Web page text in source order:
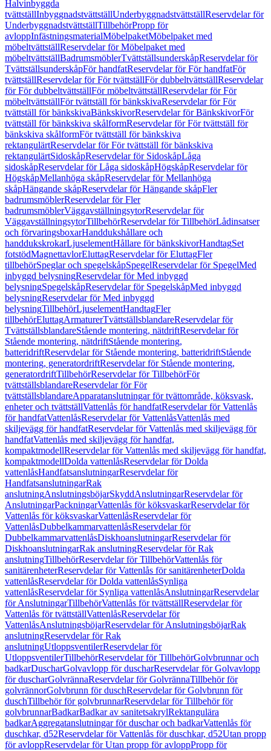
Halvinbyggda
tvättställInbyggnadstvättställUnderbyggnadstvättställReservdelar för
UnderbyggnadstvättställTillbehörPropp för
avloppInfästningsmaterialMöbelpaketMöbelpaket med
möbeltvättställReservdelar för Möbelpaket med
möbeltvättställBadrumsmöblerTvättställsunderskåpReservdelar för
TvättställsunderskåpFör handfatReservdelar för För handfatFör
tvättställReservdelar för För tvättställFör dubbeltvättställReservdelar
för För dubbeltvättställFör möbeltvättställReservdelar för För
möbeltvättställFör tvättställ för bänkskivaReservdelar för För
tvättställ för bänkskivaBänkskivorReservdelar för BänkskivorFör
tvättställ för bänkskiva skålformReservdelar för För tvättställ för
bänkskiva skålformFör tvättställ för bänkskiva
rektangulärtReservdelar för För tvättställ för bänkskiva
rektangulärtSidoskåpReservdelar för SidoskåpLåga
sidoskåpReservdelar för Låga sidoskåpHögskåpReservdelar för
HögskåpMellanhöga skåpReservdelar för Mellanhöga
skåpHängande skåpReservdelar för Hängande skåpFler
badrumsmöblerReservdelar för Fler
badrumsmöblerVäggavställningsytorReservdelar för
VäggavställningsytorTillbehörReservdelar för TillbehörLådinsatser
och förvaringsboxarHanddukshållare och
handdukskrokarLjuselementHållare för bänkskivorHandtagSet
fotstödMagnettavlorEluttagReservdelar för EluttagFler
tillbehörSpeglar och spegelskåpSpegelReservdelar för SpegelMed
inbyggd belysningReservdelar för Med inbyggd
belysningSpegelskåpReservdelar för SpegelskåpMed inbyggd
belysningReservdelar för Med inbyggd
belysningTillbehörLjuselementHandtagFler
tillbehörEluttagArmaturerTvättställsblandareReservdelar för
TvättställsblandareStående montering, nätdriftReservdelar för
Stående montering, nätdriftStående montering,
batteridriftReservdelar för Stående montering, batteridriftStående
montering, generatordriftReservdelar för Stående montering,
generatordriftTillbehörReservdelar för TillbehörFör
tvättställsblandareReservdelar för För
tvättställsblandareApparatanslutningar för tvättområde, köksvask,
enheter och tvättställVattenlås för handfatReservdelar för Vattenlås
för handfatVattenlåsReservdelar för VattenlåsVattenlås med
skiljevägg för handfatReservdelar för Vattenlås med skiljevägg för
handfatVattenlås med skiljevägg för handfat,
kompaktmodellReservdelar för Vattenlås med skiljevägg för handfat,
kompaktmodellDolda vattenlåsReservdelar för Dolda
vattenlåsHandfatsanslutningarReservdelar för
HandfatsanslutningarRak
anslutningAnslutningsböjarSkyddAnslutningarReservdelar för
AnslutningarPackningarVattenlås för köksvaskarReservdelar för
Vattenlås för köksvaskarVattenlåsReservdelar för
VattenlåsDubbelkammarvattenlåsReservdelar för
DubbelkammarvattenlåsDiskhoanslutningarReservdelar för
DiskhoanslutningarRak anslutningReservdelar för Rak
anslutningTillbehörReservdelar för TillbehörVattenlås för
sanitärenheterReservdelar för Vattenlås för sanitärenheterDolda
vattenlåsReservdelar för Dolda vattenlåsSynliga
vattenlåsReservdelar för Synliga vattenlåsAnslutningarReservdelar
för AnslutningarTillbehörVattenlås för tvättställReservdelar för
Vattenlås för tvättställVattenlåsReservdelar för
VattenlåsAnslutningsböjarReservdelar för AnslutningsböjarRak
anslutningReservdelar för Rak
anslutningUtloppsventilerReservdelar för
UtloppsventilerTillbehörReservdelar för TillbehörGolvbrunnar och
badkarDuscharGolvavlopp för duscharReservdelar för Golvavlopp
för duscharGolvrännaReservdelar för GolvrännaTillbehör för
golvrännorGolvbrunn för duschReservdelar för Golvbrunn för
duschTillbehör för golvbrunnarReservdelar för Tillbehör för
golvbrunnarBadkarBadkar av sanitetsakrylRektangulära
badkarAggregatanslutningar för duschar och badkarVattenlås för
duschkar, d52Reservdelar för Vattenlås för duschkar, d52Utan propp
för avloppReservdelar för Utan propp för avloppPropp för